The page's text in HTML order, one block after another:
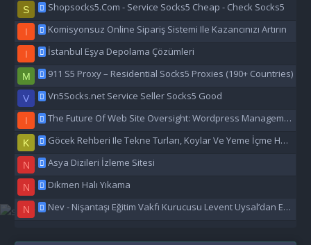
S Shopsocks5.Com - Service Socks5 Cheap - Check Socks5
I Komisyonsuz Online Sipariş Sistemi Ile Kazancınızı Artırın
I İstanbul Eşya Depolama Çözümleri
M 911 S5 Proxy – Residential Socks5 Proxies (190+ Countries)
V Vn5Socks.net Service Seller Socks5 Good
I The Future Of Web Site Oversight: Wordpress Management Aı
K Göcek Rehberi Ile Tekne Turları, Koylar Ve Yeme İçme Hakkında Eşsiz Bilgiler
N Asya Dizileri İzleme Sitesi
N Dikmen Halı Yıkama
N Nev - Nişantaşı Eğitim Vakfı Kurucusu Levent Uysal’dan Eğitime Büyük Destek